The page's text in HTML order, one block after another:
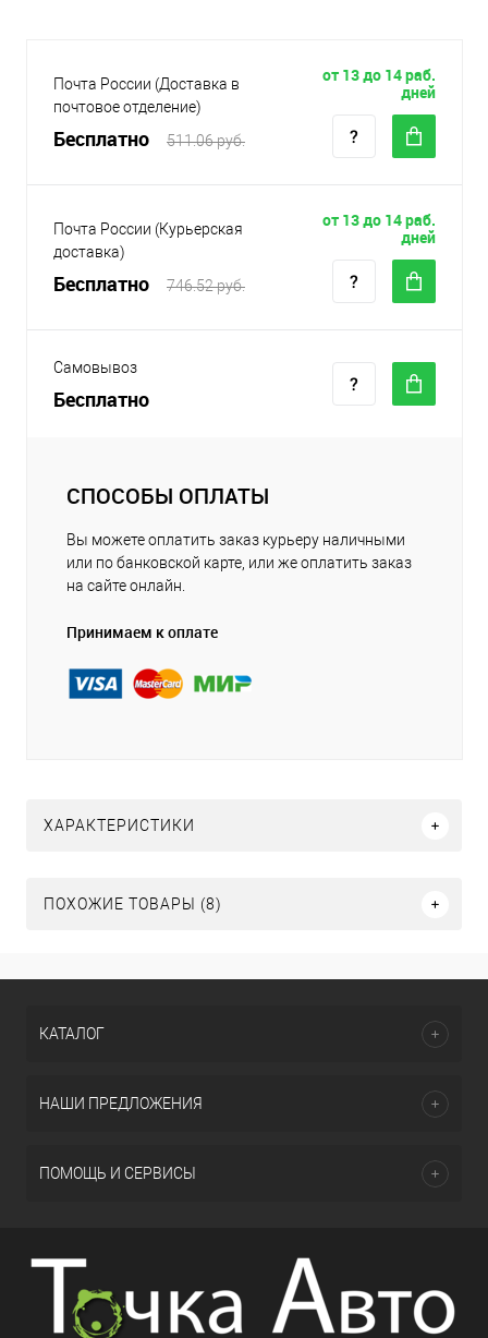
Почта России (Доставка в
почтовое отделение)
Бесплатно 511.06 руб.
от 13 до 14 раб.
дней
Почта России (Курьерская
доставка)
Бесплатно 746.52 руб.
от 13 до 14 раб.
дней
Самовывоз
Бесплатно
СПОСОБЫ ОПЛАТЫ
Вы можете оплатить заказ курьеру наличными
или по банковской карте, или же оплатить заказ
на сайте онлайн.
Принимаем к оплате
ХАРАКТЕРИСТИКИ
ПОХОЖИЕ ТОВАРЫ (8)
КАТАЛОГ
НАШИ ПРЕДЛОЖЕНИЯ
ПОМОЩЬ И СЕРВИСЫ